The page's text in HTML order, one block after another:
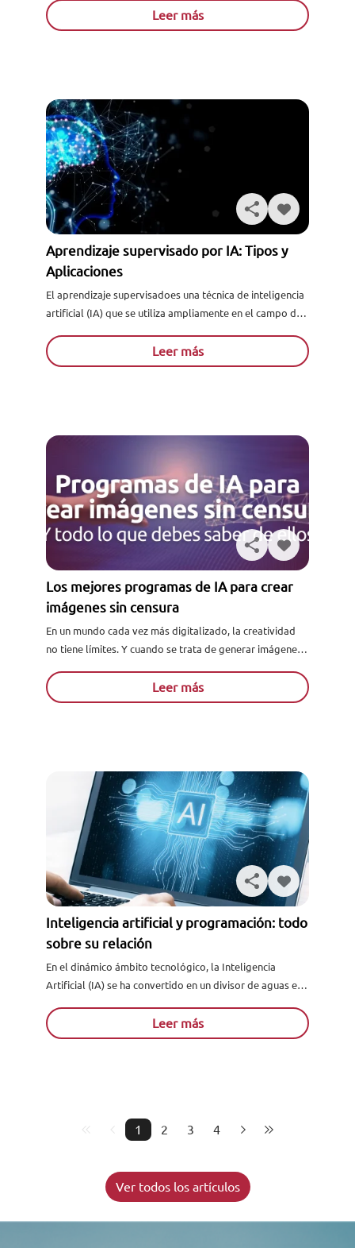
una fuente de datos, sus tipos...
Leer más
Aprendizaje supervisado por IA: Tipos y
Aplicaciones
El aprendizaje supervisadoes una técnica de inteligencia
artificial (IA) que se utiliza ampliamente en el campo del
conjuntos de datos etiquetados...
Leer más
Los mejores programas de IA para crear
imágenes sin censura
En un mundo cada vez más digitalizado, la creatividad
no tiene límites. Y cuando se trata de generar imágenes
completo la forma en que...Leer más
Inteligencia artificial y programación: todo
sobre su relación
En el dinámico ámbito tecnológico, la Inteligencia
Artificial (IA) se ha convertido en un divisor de aguas en
área de la programación. Con l...
Leer más
1 2 3 4
Ver todos los artículos